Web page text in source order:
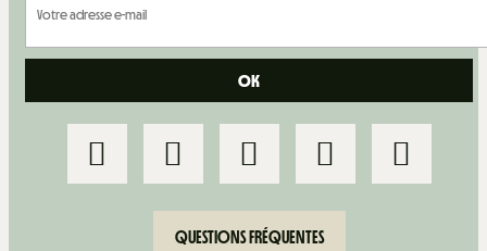
QUESTIONS FRÉQUENTES